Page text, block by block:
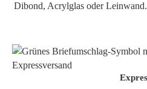
Dibond, Acrylglas oder